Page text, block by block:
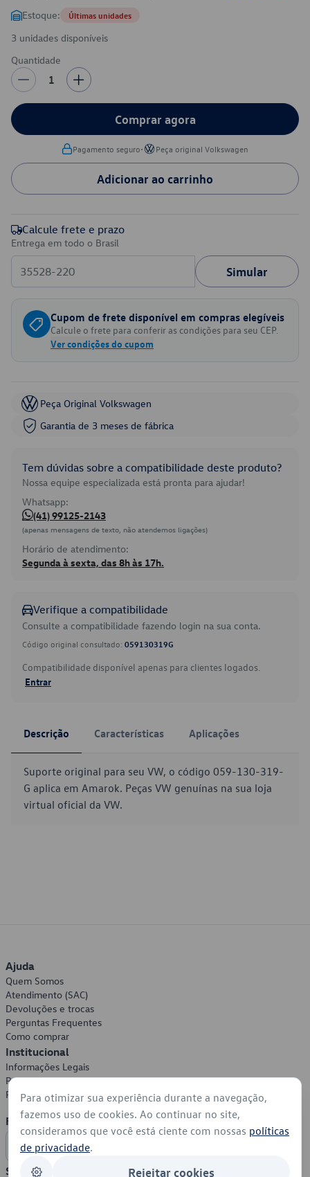
Estoque: Últimas unidades
3 unidades disponíveis
Quantidade
1
Comprar agora
Pagamento seguro• Peça original Volkswagen
Adicionar ao carrinho
Calcule frete e prazo
Entrega em todo o Brasil
Simular
Cupom de frete disponível em compras elegíveis
Calcule o frete para conferir as condições para seu CEP.
Ver condições do cupom
Peça Original Volkswagen
Garantia de 3 meses de fábrica
Tem dúvidas sobre a compatibilidade deste produto?
Nossa equipe especializada está pronta para ajudar!
Whatsapp:
(41) 99125-2143
(apenas mensagens de texto, não atendemos ligações)
Horário de atendimento:
Segunda à sexta, das 8h às 17h.
Verifique a compatibilidade
Consulte a compatibilidade fazendo login na sua conta.
Código original consultado: 059130319G
Compatibilidade disponível apenas para clientes logados.
Entrar
Descrição Características Aplicações
Suporte original para seu VW, o código 059-130-319-
G aplica em Amarok. Peças VW genuínas na sua loja
virtual oficial da VW.
Ajuda
Quem Somos
Atendimento (SAC)
Devoluções e trocas
Perguntas Frequentes
Como comprar
Institucional
Informações Legais
Política de Privacidade
Política de Cookies
Formas de Pagamento
Segurança
Para otimizar sua experiência durante a navegação,
fazemos uso de cookies. Ao continuar no site,
consideramos que você está ciente com nossas políticas
de privacidade.
Rejeitar cookies